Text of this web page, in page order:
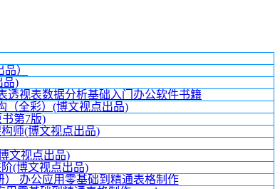
）
品)
透视表数据分析基础入门办公软件书籍
（全彩）(博文视点出品)
第7版)
师(博文视点出品)
文视点出品)
(博文视点出品)
） 办公应用零基础到精通表格制作